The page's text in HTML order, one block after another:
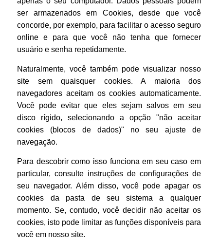
ser armazenados em Cookies, desde que você
concorde, por exemplo, para facilitar o acesso seguro
online e para que você não tenha que fornecer
usuário e senha repetidamente.
Naturalmente, você também pode visualizar nosso
site sem quaisquer cookies. A maioria dos
navegadores aceitam os cookies automaticamente.
Você pode evitar que eles sejam salvos em seu
disco rígido, selecionando a opção "não aceitar
cookies (blocos de dados)" no seu ajuste de
navegação.
Para descobrir como isso funciona em seu caso em
particular, consulte instruções de configurações de
seu navegador. Além disso, você pode apagar os
cookies da pasta de seu sistema a qualquer
momento. Se, contudo, você decidir não aceitar os
cookies, isto pode limitar as funções disponíveis para
você em nosso site.